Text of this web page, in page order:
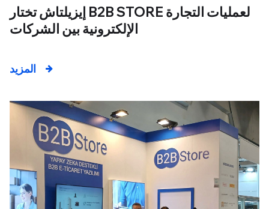
إيزيلتاش تختار B2B STORE لعمليات التجارة
الإلكترونية بين الشركات
المزيد